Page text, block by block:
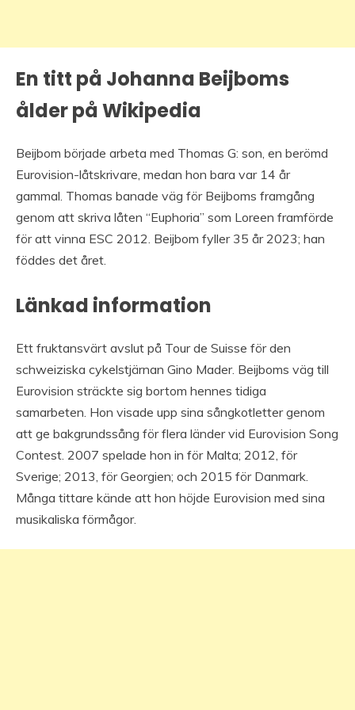
En titt på Johanna Beijboms
ålder på Wikipedia
Beijbom började arbeta med Thomas G: son, en berömd
Eurovision-låtskrivare, medan hon bara var 14 år
gammal. Thomas banade väg för Beijboms framgång
genom att skriva låten “Euphoria” som Loreen framförde
för att vinna ESC 2012. Beijbom fyller 35 år 2023; han
föddes det året.
Länkad information
Ett fruktansvärt avslut på Tour de Suisse för den
schweiziska cykelstjärnan Gino Mader. Beijboms väg till
Eurovision sträckte sig bortom hennes tidiga
samarbeten. Hon visade upp sina sångkotletter genom
att ge bakgrundssång för flera länder vid Eurovision Song
Contest. 2007 spelade hon in för Malta; 2012, för
Sverige; 2013, för Georgien; och 2015 för Danmark.
Många tittare kände att hon höjde Eurovision med sina
musikaliska förmågor.